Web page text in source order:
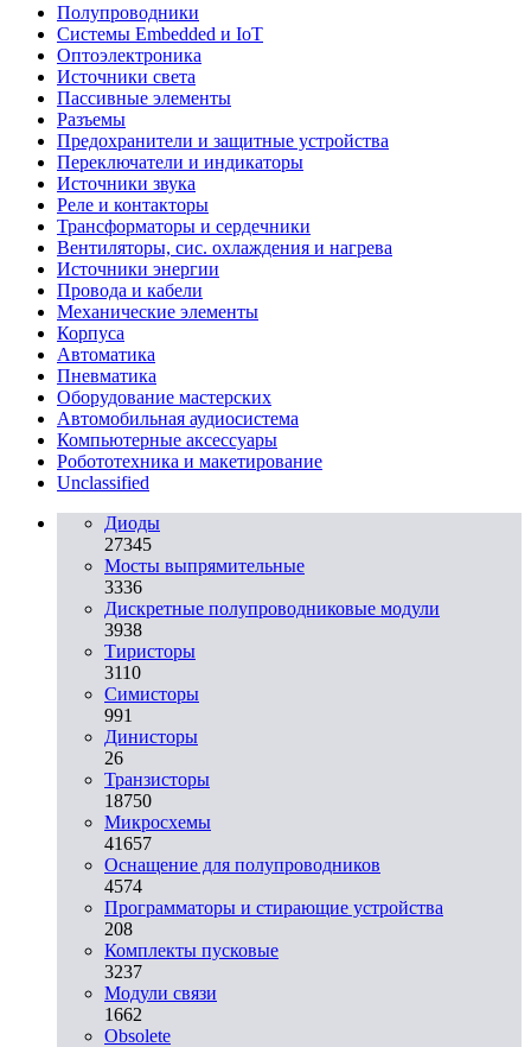
Полупроводники
Системы Embedded и IoT
Oптоэлектроника
Источники света
Пассивные элементы
Разъeмы
Предохранители и защитные устройства
Переключатели и индикаторы
Источники звука
Реле и контакторы
Трансформаторы и сердечники
Вентиляторы, сис. охлаждения и нагрева
Источники энергии
Провода и кабели
Механические элементы
Корпуса
Автоматика
Пневматика
Оборудование мастерских
Автомобильная аудиосистема
Компьютерные аксессуары
Робототехника и макетирование
Unclassified
Диоды
27345
Мосты выпрямительные
3336
Дискретные полупроводниковые модули
3938
Тиристоры
3110
Симисторы
991
Динисторы
26
Транзисторы
18750
Микросхемы
41657
Оснащение для полупроводников
4574
Программаторы и стирающие устройства
208
Комплекты пусковые
3237
Модули связи
1662
Obsolete